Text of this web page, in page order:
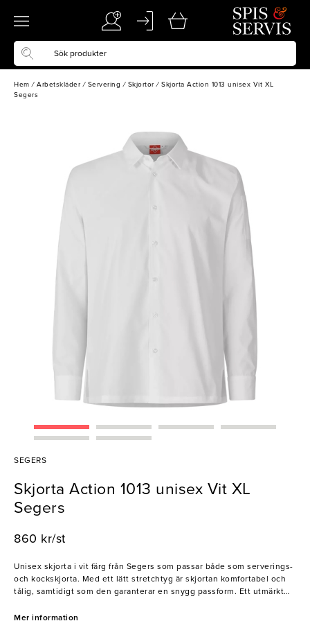
Hem / Arbetskläder / Servering / Skjortor / Skjorta Action 1013 unisex Vit XL
Segers
SEGERS
Skjorta Action 1013 unisex Vit XL
Segers
860 kr/st
Unisex skjorta i vit färg från Segers som passar både som serverings-
och kockskjorta. Med ett lätt stretchtyg är skjortan komfortabel och
tålig, samtidigt som den garanterar en snygg passform. Ett utmärkt
Mer information